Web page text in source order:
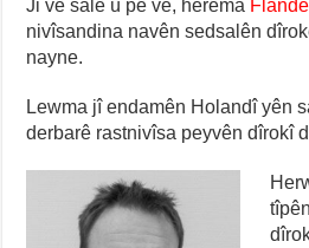
Ji vê salê û pê ve, herêma
nivîsandina navên sedsalên
nayne.
Lewma jî endamên Holandî yên
derbarê rastnivîsa peyvên dîrokî